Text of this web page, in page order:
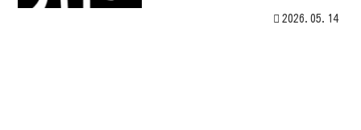
2026.05.14